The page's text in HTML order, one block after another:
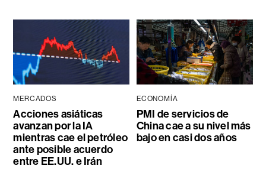
MERCADOS
Acciones asiáticas
avanzan por la IA
mientras cae el petróleo
ante posible acuerdo
entre EE.UU. e Irán
ECONOMÍA
PMI de servicios de
China cae a su nivel más
bajo en casi dos años